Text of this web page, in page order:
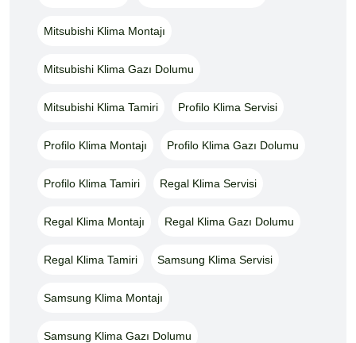
Mitsubishi Klima Montajı
Mitsubishi Klima Gazı Dolumu
Mitsubishi Klima Tamiri Profilo Klima Servisi
Profilo Klima Montajı Profilo Klima Gazı Dolumu
Profilo Klima Tamiri Regal Klima Servisi
Regal Klima Montajı Regal Klima Gazı Dolumu
Regal Klima Tamiri Samsung Klima Servisi
Samsung Klima Montajı
Samsung Klima Gazı Dolumu